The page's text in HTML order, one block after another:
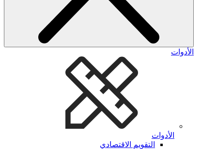
الأدوات
الأدوات
التقويم الاقتصادي